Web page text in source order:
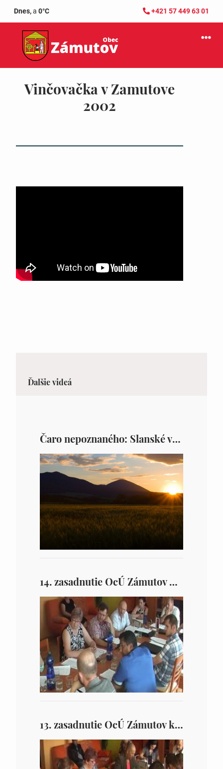
Dnes,a 0°C +421 57 449 63 01
Vinčovačka v Zamutove
2002
Ďalšie videá
Čaro nepoznaného: Slanské vrchy – východ
14. zasadnutie OcÚ Zámutov konané dňa 23.6.2016
13. zasadnutie OcÚ Zámutov konané dňa 5.5.2016